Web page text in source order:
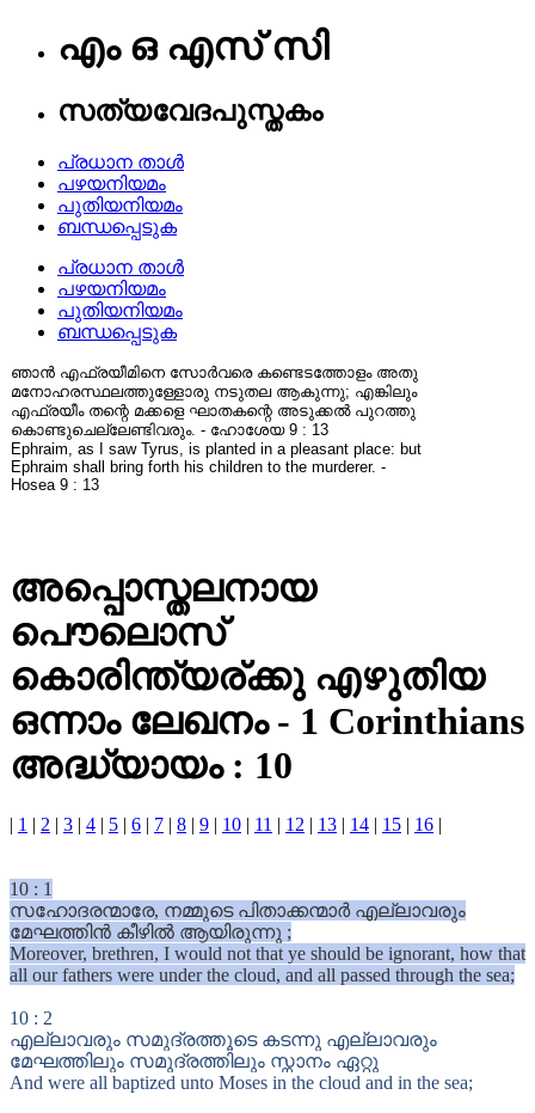
എം ഒ എസ് സി
സത്യവേദപുസ്തകം
പ്രധാന താൾ
പഴയനിയമം
പുതിയനിയമം
ബന്ധപ്പെടുക
പ്രധാന താൾ
പഴയനിയമം
പുതിയനിയമം
ബന്ധപ്പെടുക
അപ്പൊസ്തലനായ
പൌലൊസ്
കൊരിന്ത്യര്ക്കു എഴുതിയ
ഒന്നാം ലേഖനം- 1 Corinthians
അദ്ധ്യായം : 10
| 1 | 2 | 3 | 4 | 5 | 6 | 7 | 8 | 9 | 10 | 11 | 12 | 13 | 14 | 15 | 16 |
10 : 1
സഹോദരന്മാരേ, നമ്മുടെ പിതാക്കന്മാർ എല്ലാവരും
മേഘത്തിൻ കീഴിൽ ആയിരുന്നു ;
Moreover, brethren, I would not that ye should be ignorant, how that
all our fathers were under the cloud, and all passed through the sea;
10 : 2
എല്ലാവരും സമുദ്രത്തൂടെ കടന്നു എല്ലാവരും
മേഘത്തിലും സമുദ്രത്തിലും സ്നാനം ഏറ്റു
And were all baptized unto Moses in the cloud and in the sea;